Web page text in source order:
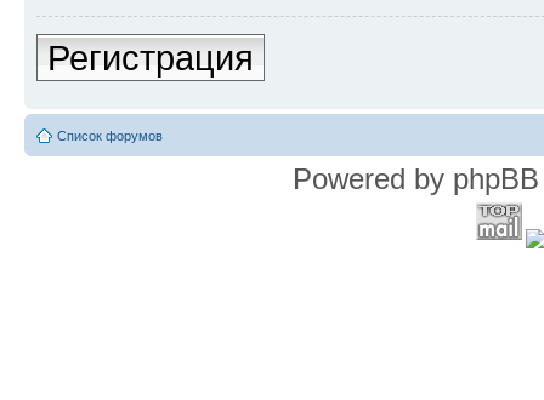
Регистрация
Список форумов
Powered by